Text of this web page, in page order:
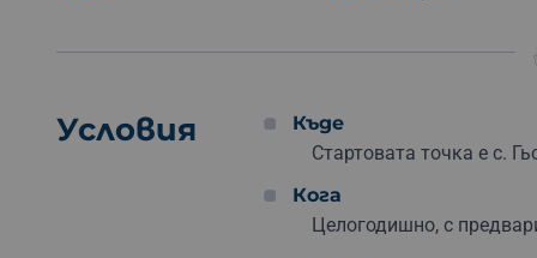
природен феномен, който ще те накара да се
Преди да се качиш на джипа, можеш да се отбиеш в
отстъпкаот всички сувенири и подаръчета. Така
за теб и приятелите! Сафари-то е за до 6 човека,
Условия
Къде
Стартовата точка е с.
Кога
Целогодишно, с